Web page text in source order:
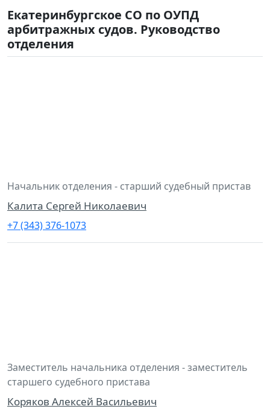
Екатеринбургское СО по ОУПД
арбитражных судов. Руководство
отделения
Начальник отделения - старший судебный пристав
Калита Сергей Николаевич
+7 (343) 376-1073
Заместитель начальника отделения - заместитель
старшего судебного пристава
Коряков Алексей Васильевич